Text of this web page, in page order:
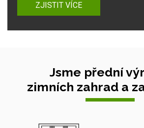
ZJISTIT VÍCE
Jsme přední
zimních zahrad a